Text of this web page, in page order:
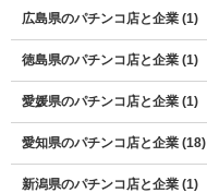
広島県のパチンコ店と企業 (1)
徳島県のパチンコ店と企業 (1)
愛媛県のパチンコ店と企業 (1)
愛知県のパチンコ店と企業 (18)
新潟県のパチンコ店と企業 (1)